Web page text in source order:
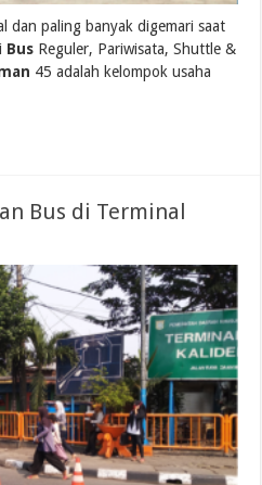
dan paling banyak digemari saat
Bus Reguler, Pariwisata, Shuttle &
45 adalah kelompok usaha
Bus di Terminal